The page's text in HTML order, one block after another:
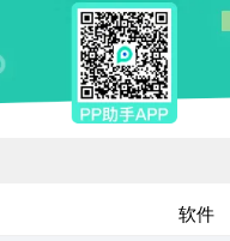
软件